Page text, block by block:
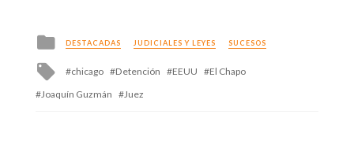
Posted
in
DESTACADAS JUDICIALES Y LEYES SUCESOS
Tagged
chicago Detención EEUU
El Chapo
Joaquín Guzmán
Juez